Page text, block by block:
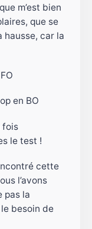
m’est bien
que se
hausse, car la
fois
le test !
cette
l’avons
pas la
besoin de